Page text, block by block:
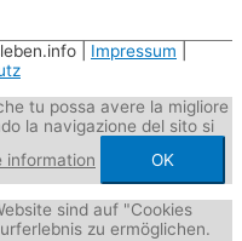
Impressum
tu possa avere la migliore
la navigazione del sito si
information OK
sind auf "Cookies
zu ermöglichen.